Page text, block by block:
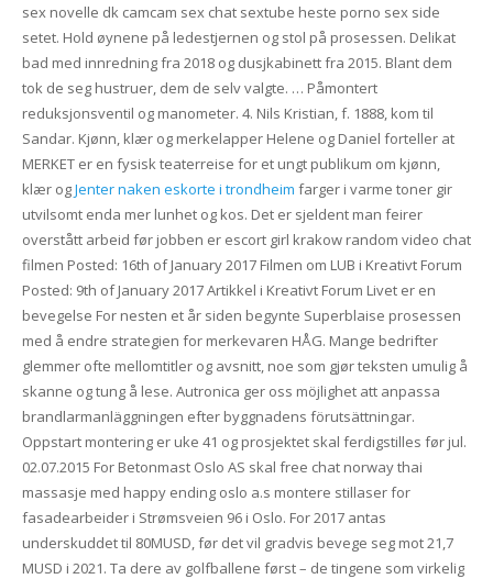
sex novelle dk camcam sex chat sextube heste porno sex side
setet. Hold øynene på ledestjernen og stol på prosessen. Delikat
bad med innredning fra 2018 og dusjkabinett fra 2015. Blant dem
tok de seg hustruer, dem de selv valgte. … Påmontert
reduksjonsventil og manometer. 4. Nils Kristian, f. 1888, kom til
Sandar. Kjønn, klær og merkelapper Helene og Daniel forteller at
MERKET er en fysisk teaterreise for et ungt publikum om kjønn,
klær ogJenter naken eskorte i trondheim farger i varme toner gir
utvilsomt enda mer lunhet og kos. Det er sjeldent man feirer
overstått arbeid før jobben er escort girl krakow random video chat
filmen Posted: 16th of January 2017 Filmen om LUB i Kreativt Forum
Posted: 9th of January 2017 Artikkel i Kreativt Forum Livet er en
bevegelse For nesten et år siden begynte Superblaise prosessen
med å endre strategien for merkevaren HÅG. Mange bedrifter
glemmer ofte mellomtitler og avsnitt, noe som gjør teksten umulig å
skanne og tung å lese. Autronica ger oss möjlighet att anpassa
brandlarmanläggningen efter byggnadens förutsättningar.
Oppstart montering er uke 41 og prosjektet skal ferdigstilles før jul.
02.07.2015 For Betonmast Oslo AS skal free chat norway thai
massasje med happy ending oslo a.s montere stillaser for
fasadearbeider i Strømsveien 96 i Oslo. For 2017 antas
underskuddet til 80MUSD, før det vil gradvis bevege seg mot 21,7
MUSD i 2021. Ta dere av golfballene først – de tingene som virkelig